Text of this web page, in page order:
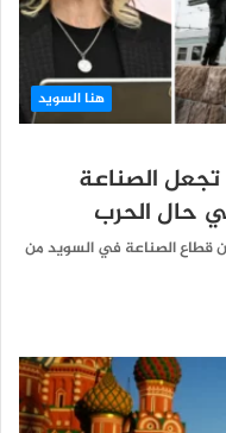
هنا السويد
الصناعة
حال الحرب
قطاع الصناعة في السويد من